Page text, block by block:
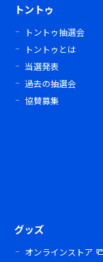
トントゥ
トントゥ抽選会
トントゥとは
当選発表
過去の抽選会
協賛募集
グッズ
オンラインストア